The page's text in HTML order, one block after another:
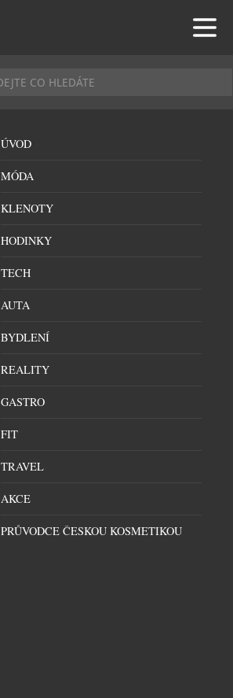
ÚVOD
MÓDA
KLENOTY
HODINKY
TECH
AUTA
BYDLENÍ
REALITY
GASTRO
FIT
TRAVEL
AKCE
PRŮVODCE ČESKOU KOSMETIKOU